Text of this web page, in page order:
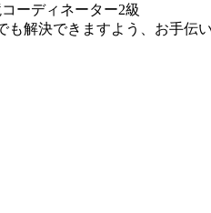
ーディネーター2級
も解決できますよう、お手